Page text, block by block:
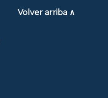
Volver arriba ∧